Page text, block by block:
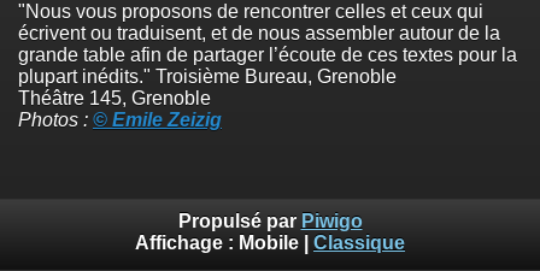
"Nous vous proposons de rencontrer celles et ceux qui
écrivent ou traduisent, et de nous assembler autour de la
grande table afin de partager l’écoute de ces textes pour la
plupart inédits." Troisième Bureau, Grenoble
Théâtre 145, Grenoble
Photos : © Emile Zeizig
Propulsé par Piwigo
Affichage : Mobile Classique